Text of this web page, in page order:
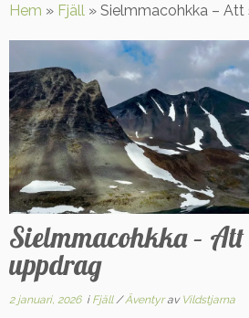
tillHem » Fjäll » Sielmmacohkka –
Sielmmacohkka –
uppdrag
2 januari, 2026i Fjäll/Äventyrav Vildstjarna